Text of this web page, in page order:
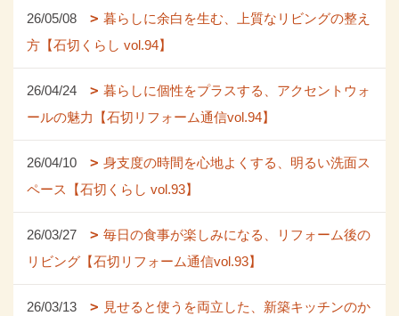
26/05/08
暮らしに余白を生む、上質なリビングの整え
方【石切くらし vol.94】
26/04/24
暮らしに個性をプラスする、アクセントウォ
ールの魅力【石切リフォーム通信vol.94】
26/04/10
身支度の時間を心地よくする、明るい洗面ス
ペース【石切くらし vol.93】
26/03/27
毎日の食事が楽しみになる、リフォーム後の
リビング【石切リフォーム通信vol.93】
26/03/13
見せると使うを両立した、新築キッチンのか